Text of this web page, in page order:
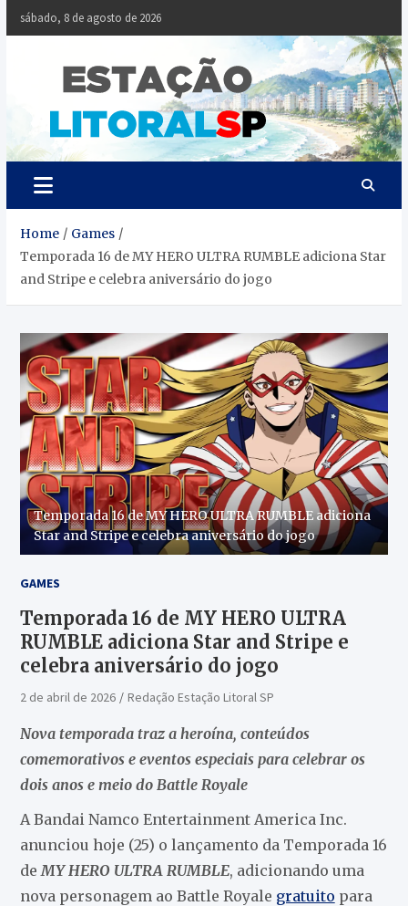
Skip
sábado, 8 de agosto de 2026
Litoral
Notícias da
Baixada Santista
Home
Games
Temporada 16 de MY HERO ULTRA RUMBLE adiciona Star
and Stripe e celebra aniversário do jogo
Temporada 16 de MY HERO ULTRA RUMBLE adiciona
Star and Stripe e celebra aniversário do jogo
GAMES
Temporada 16 de MY HERO ULTRA
RUMBLE adiciona Star and Stripe e
celebra aniversário do jogo
2 de abril de 2026 Redação Estação Litoral SP
Nova temporada traz a heroína, conteúdos
comemorativos e eventos especiais para celebrar os
dois anos e meio do Battle Royale
A Bandai Namco Entertainment America Inc.
anunciou hoje (25) o lançamento da Temporada 16
de MY HERO ULTRA RUMBLE, adicionando uma
nova personagem ao Battle Royale gratuito para